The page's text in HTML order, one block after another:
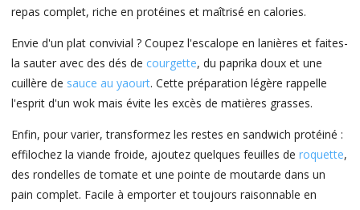
repas complet, riche en protéines et maîtrisé en calories.
Envie d'un plat convivial ? Coupez l'escalope en lanières et faites-
la sauter avec des dés de courgette, du paprika doux et une
cuillère de sauce au yaourt. Cette préparation légère rappelle
l'esprit d'un wok mais évite les excès de matières grasses.
Enfin, pour varier, transformez les restes en sandwich protéiné :
effilochez la viande froide, ajoutez quelques feuilles de roquette,
des rondelles de tomate et une pointe de moutarde dans un
pain complet. Facile à emporter et toujours raisonnable en